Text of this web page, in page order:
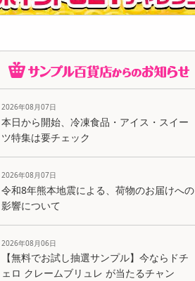
2026年08月07日
本日から開始、冷凍食品・アイス・スイー
ツ特集は要チェック
2026年08月07日
令和8年熊本地震による、荷物のお届けへの
影響について
2026年08月06日
【無料でお試し抽選サンプル】今ならドチ
ェロ クレームブリュレ が当たるチャン